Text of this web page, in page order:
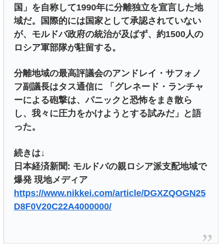
国」を自称して1990年に分離独立を宣言した地
域だ。国際的には国家として承認されていない
が、モルドバ政府の統治が及ばず、約1500人の
ロシア軍部隊が駐留する。
分離地域の最高評議会のアンドレイ・サフォノ
フ副議長はタス通信に 「グレネード・ランチャ
ーによる砲撃は、パニックと恐怖をまき散ら
し、我々に圧力をかけようとする試みだ」と語
った。
続きは↓
日本経済新聞: モルドバの親ロシア派支配地域で
爆発 現地メディア
https://www.nikkei.com/article/DGXZQOGN25
D8F0V20C22A4000000/